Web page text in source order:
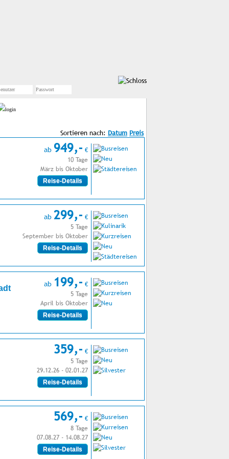
Sortieren nach:
ab 949,- €
10 Tage
März bis Oktober
Reise-Details
ab 299,- €
5 Tage
September bis Oktober
Reise-Details
ab 199,- €
5 Tage
April bis Oktober
Reise-Details
359,- €
5 Tage
29.12.26 - 02.01.27
Reise-Details
569,- €
8 Tage
07.08.27 - 14.08.27
Reise-Details